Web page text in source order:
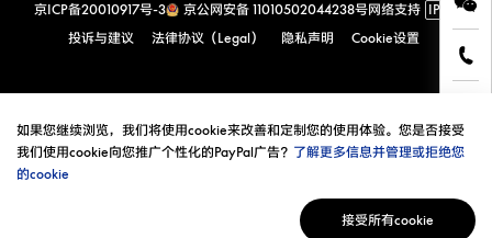
京ICP备20010917号-3 京公网安备 11010502044238号网络支持 IPv6
投诉与建议
法律协议（Legal） 隐私声明 Cookie设置
如果您继续浏览，我们将使用cookie来改善和定制您的使用体验。您是否接受
我们使用cookie向您推广个性化的PayPal广告？ 了解更多信息并管理或拒绝您
的cookie
接受所有cookie